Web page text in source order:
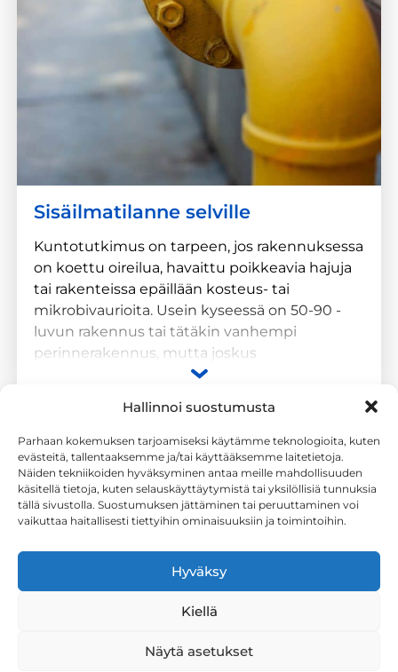
Hallinnoi suostumusta
Parhaan kokemuksen tarjoamiseksi käytämme teknologioita, kuten
evästeitä, tallentaaksemme ja/tai käyttääksemme laitetietoja.
Näiden tekniikoiden hyväksyminen antaa meille mahdollisuuden
käsitellä tietoja, kuten selauskäyttäytymistä tai yksilöllisiä tunnuksia
tällä sivustolla. Suostumuksen jättäminen tai peruuttaminen voi
vaikuttaa haitallisesti tiettyihin ominaisuuksiin ja toimintoihin.
Hyväksy
Kiellä
Näytä asetukset
aukkoon, isommista aukoista päästään
syvemmälle rakenteeseen.
Sisäilmatilanne selville
Kuntotutkimus on tarpeen, jos rakennuksessa
on koettu oireilua, havaittu poikkeavia hajuja
tai rakenteissa epäillään kosteus- tai
mikrobivaurioita. Usein kyseessä on 50-90 -
luvun rakennus tai tätäkin vanhempi
perinnerakennus, mutta joskus
uudemmissakin rakennuksissa on tarvetta
Riskirakenteet
Rakennuksissa voi olla erilaisia riskirakenteita,
tai muita riskihavaintoja. Tutkimukset on aina
hyvä kohdentaa tällaisiin kohtiin. Tyypillisiä
tutkittavia rakenteita ovat mm.
valesokkelirakenne, puukoolattu
alapohjarakenne, rintamamiestalon rakenteet,
kellarin maanvastaiset seinärakenteet ja
tuulettuvat ulkoseinärakenteet. Eniten näitä
Toimialue
Löydät meidät Espoosta, mutta teemme käyntejä
koko Uudenmaan alueella.
info@espoonhomekoirat.fi
2861186-6 (Stener Oy)